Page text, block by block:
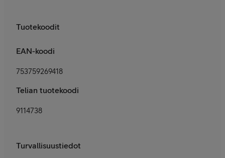
Tuotekoodit
EAN-koodi
753759269418
Telian tuotekoodi
9114738
Turvallisuustiedot